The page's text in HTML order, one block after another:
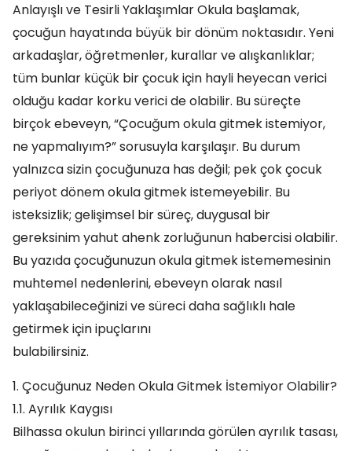
Anlayışlı ve Tesirli Yaklaşımlar Okula başlamak,
çocuğun hayatında büyük bir dönüm noktasıdır. Yeni
arkadaşlar, öğretmenler, kurallar ve alışkanlıklar;
tüm bunlar küçük bir çocuk için hayli heyecan verici
olduğu kadar korku verici de olabilir. Bu süreçte
birçok ebeveyn, “Çocuğum okula gitmek istemiyor,
ne yapmalıyım?” sorusuyla karşılaşır. Bu durum
yalnızca sizin çocuğunuza has değil; pek çok çocuk
periyot dönem okula gitmek istemeyebilir. Bu
isteksizlik; gelişimsel bir süreç, duygusal bir
gereksinim yahut ahenk zorluğunun habercisi olabilir.
Bu yazıda çocuğunuzun okula gitmek istememesinin
muhtemel nedenlerini, ebeveyn olarak nasıl
yaklaşabileceğinizi ve süreci daha sağlıklı hale
getirmek için ipuçlarını
bulabilirsiniz.
1. Çocuğunuz Neden Okula Gitmek İstemiyor Olabilir?
1.1. Ayrılık Kaygısı
Bilhassa okulun birinci yıllarında görülen ayrılık tasası,